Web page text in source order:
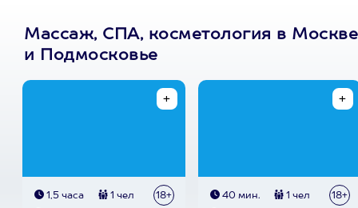
Массаж, СПА, косметология в Москве
и Подмосковье
1,5 часа 1 чел 18+ 40 мин. 1 чел 18+